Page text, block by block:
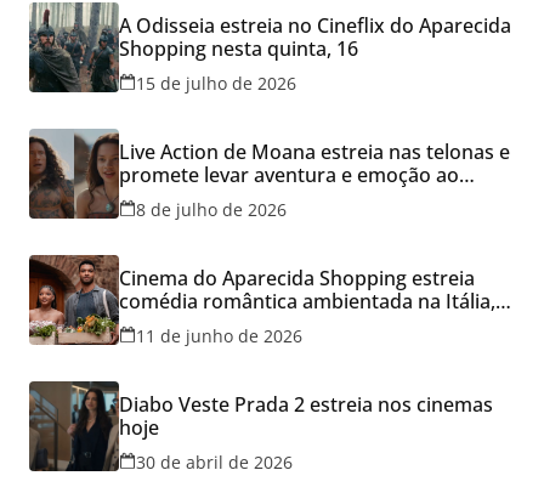
A Odisseia estreia no Cineflix do Aparecida
Shopping nesta quinta, 16
15 de julho de 2026
Live Action de Moana estreia nas telonas e
promete levar aventura e emoção ao
Cineflix do Aparecida Shopping
8 de julho de 2026
Cinema do Aparecida Shopping estreia
comédia romântica ambientada na Itália,
hoje e lança promoção para o Dia dos
Namorados
11 de junho de 2026
Diabo Veste Prada 2 estreia nos cinemas
hoje
30 de abril de 2026